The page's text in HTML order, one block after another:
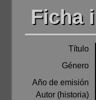
Ficha
Título
Género
Año de emisión
Autor (historia)